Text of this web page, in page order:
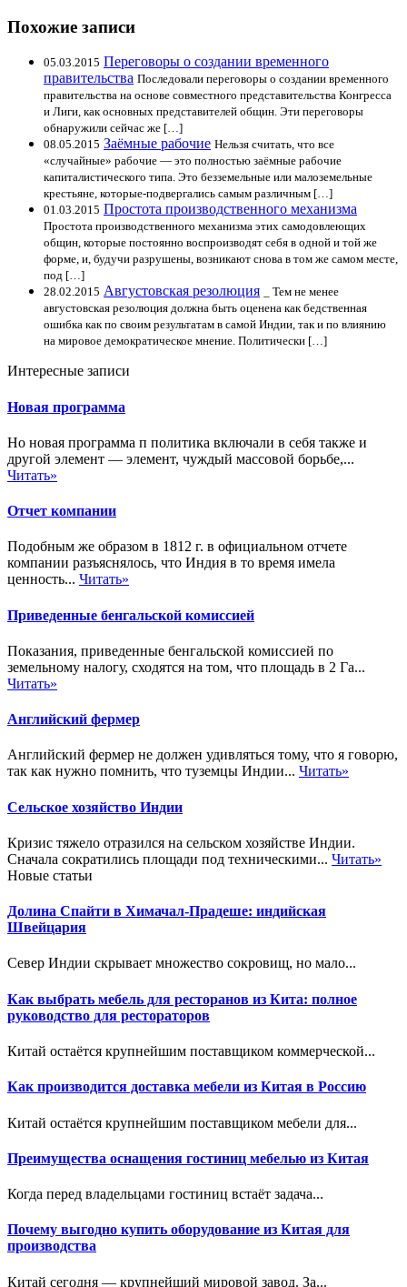
Похожие записи
05.03.2015 Переговоры о создании временного
правительства Последовали переговоры о создании временного
правительства на основе совместного представительства Конгресса
и Лиги, как основных представителей общин. Эти переговоры
обнаружили сейчас же […]
08.05.2015 Заёмные рабочие Нельзя считать, что все
«случайные» рабочие — это полностью заёмные рабочие
капиталистического типа. Это безземельные или малоземельные
крестьяне, которые-подвергались самым различным […]
01.03.2015 Простота производственного механизма
Простота производственного механизма этих самодовлеющих
общин, которые постоянно воспроизводят себя в одной и той же
форме, и, будучи разрушены, возникают снова в том же самом месте,
под […]
28.02.2015 Августовская резолюция
_ Тем не менее
августовская резолюция должна быть оценена как бедственная
ошибка как по своим результатам в самой Индии, так и по влиянию
на мировое демократическое мнение. Политически […]
Интересные записи
Новая программа
Но новая программа п политика включали в себя также и
другой элемент — элемент, чуждый массовой борьбе,...
Читать»
Отчет компании
Подобным же образом в 1812 г. в официальном отчете
компании разъяснялось, что Индия в то время имела
ценность... Читать»
Приведенные бенгальской комиссией
Показания, приведенные бенгальской комиссией по
земельному налогу, сходятся на том, что площадь в 2 Га...
Читать»
Английский фермер
Английский фермер не должен удивляться тому, что я говорю,
так как нужно помнить, что туземцы Индии... Читать»
Сельское хозяйство Индии
Кризис тяжело отразился на сельском хозяйстве Индии.
Сначала сократились площади под техническими... Читать»
Новые статьи
Долина Спайти в Химачал-Прадеше: индийская
Швейцария
Север Индии скрывает множество сокровищ, но мало...
Как выбрать мебель для ресторанов из Кита: полное
руководство для рестораторов
Китай остаётся крупнейшим поставщиком коммерческой...
Как производится доставка мебели из Китая в Россию
Китай остаётся крупнейшим поставщиком мебели для...
Преимущества оснащения гостиниц мебелью из Китая
Когда перед владельцами гостиниц встаёт задача...
Почему выгодно купить оборудование из Китая для
производства
Китай сегодня — крупнейший мировой завод. За...